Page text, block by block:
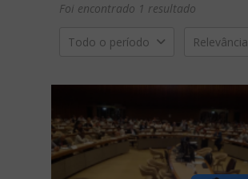
Foi encontrado 1 resultado
Todo o período Relevância